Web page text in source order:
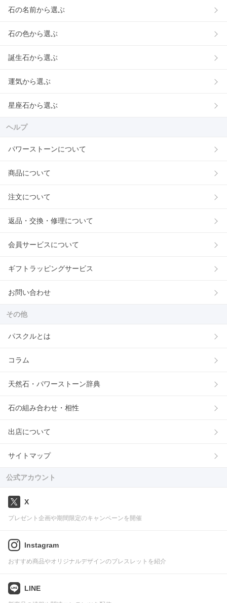
石の名前から選ぶ
石の色から選ぶ
誕生石から選ぶ
運気から選ぶ
星座石から選ぶ
ヘルプ
パワーストーンについて
商品について
注文について
返品・交換・修理について
会員サービスについて
ギフトラッピングサービス
お問い合わせ
その他
パスクルとは
コラム
天然石・パワーストーン辞典
石の組み合わせ・相性
出店について
サイトマップ
公式アカウント
X
プレゼント企画や期間限定のキャンペーンを開催
Instagram
おすすめ商品やオリジナルデザインのブレスレットを紹介
LINE